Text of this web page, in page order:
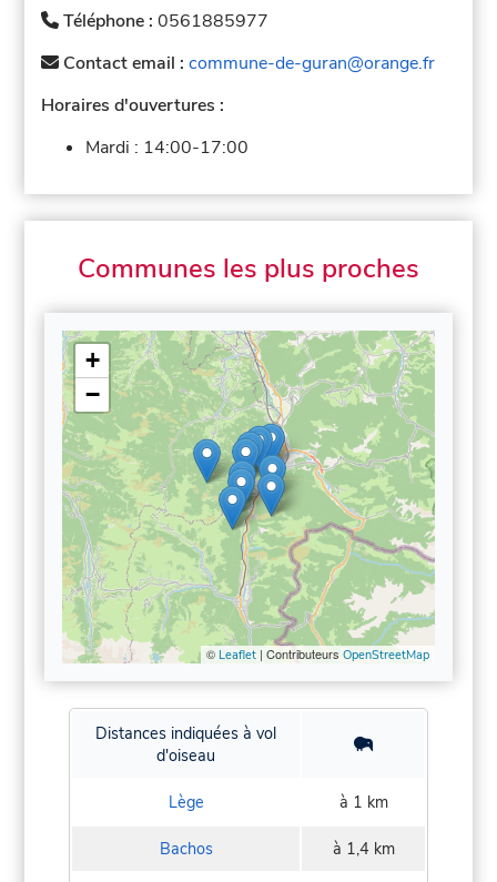
Téléphone :0561885977
Contact email :commune-de-guran@orange.fr
Horaires d'ouvertures :
Mardi : 14:00-17:00
Communes les plus proches
+
−
© Leaflet| Contributeurs OpenStreetMap
Distances indiquées à vol
d'oiseau
Lège à 1 km
Bachos à 1,4 km